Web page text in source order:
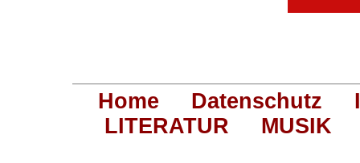
Home Datenschutz
LITERATUR
MUSIK